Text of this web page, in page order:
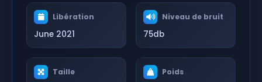
Libération
June 2021
Niveau de bruit
75db
Taille Poids